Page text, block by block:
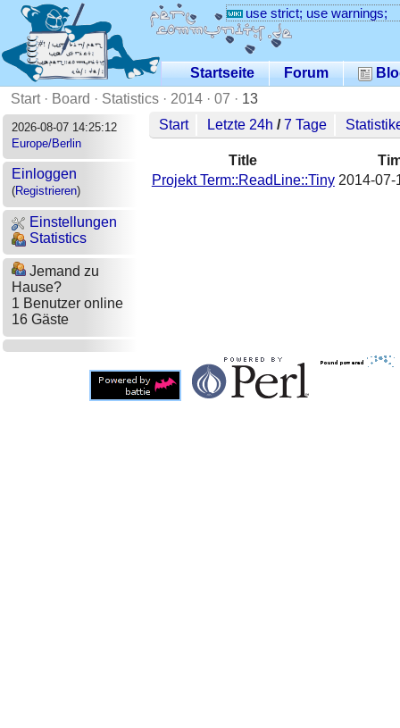
use strict; use warnings;
Startseite Forum
Start· Board · Statistics · 2014 · 07 · 13
2026-08-07 14:25:12
Europe/Berlin
Einloggen
(Registrieren)
Einstellungen
Statistics
Jemand zu
Hause?
1 Benutzer online
16 Gäste
Start Letzte 24h /7 Tage
Title
Projekt Term::ReadLine::Tiny 2014-07-